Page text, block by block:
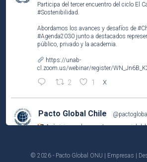
Participa del tercer encuentro del ciclo El
#Sostenibilidad
Abordamos los avances y desafíos de
#Agenda2030 junto a destacados
público, privado y la academia.
https://unab-
cl.zoom.us/webinar/register/
2 1 X
Pacto Global Chile @pactoglobal
Así vivimos el encuentro presencial
(@ufinisterrae) y definimos prioridades y
© 2026 - Pacto Global ONU | Empresas |